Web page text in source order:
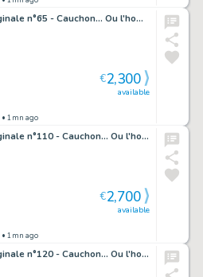
Planche originale n°65 - Cauchon... Ou l'homme qui tua Jeanne d'Arc
• 1mn ago
available
€2,300
Planche originale n°110 - Cauchon... Ou l'homme qui tua Jeanne d'Arc
• 1mn ago
available
€2,700
Planche originale n°120 - Cauchon... Ou l'homme qui tua Jeanne d'Arc